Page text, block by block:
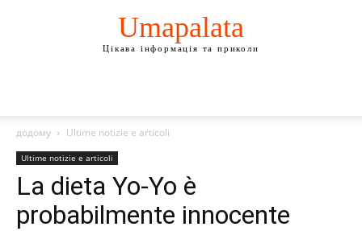
Umapalata
Цікава інформація та приколи
додому Ultime notizie e articoli
Ultime notizie e articoli
La dieta Yo-Yo è
probabilmente innocente